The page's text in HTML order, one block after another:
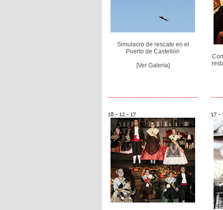
Simulacro de rescate en el
Puerto de Castellón
[Ver Galería]
18 - 12 - 17 17 -